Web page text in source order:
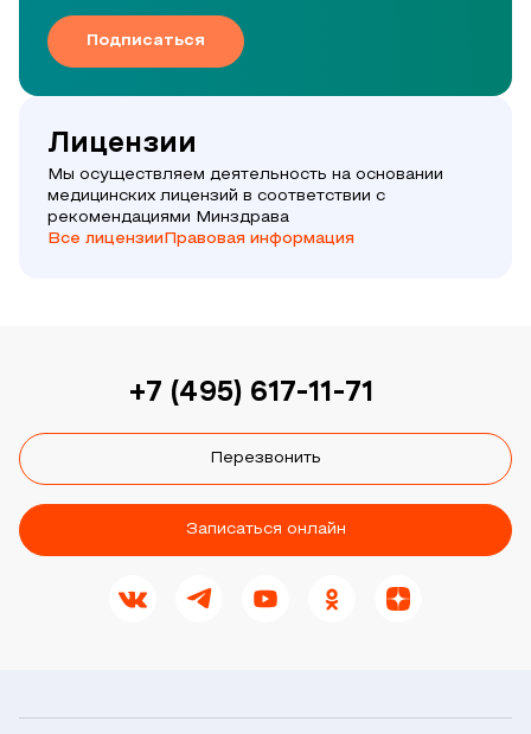
Подписаться
Лицензии
Мы осуществляем деятельность на основании
медицинских лицензий в соответствии с
рекомендациями Минздрава
Все лицензии Правовая информация
+7 (495) 617-11-71
Перезвонить
Записаться онлайн